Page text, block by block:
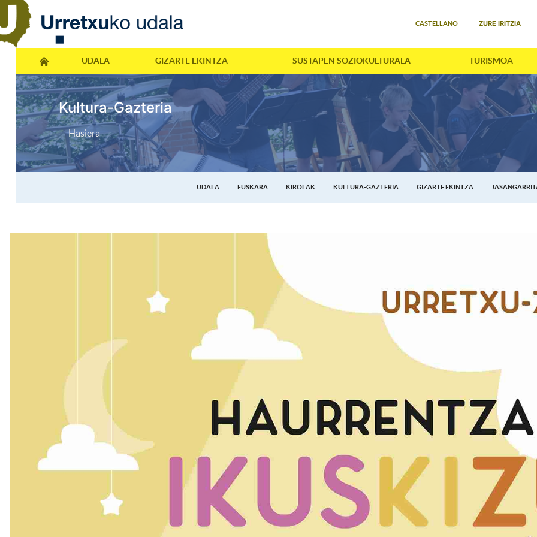
CASTELLANO ZURE IRITZIA
UDALA GIZARTE EKINTZA SUSTAPEN SOZIOKULTURALA TURISMOA
Kultura-Gazteria
Hasiera
UDALA EUSKARA KIROLAK KULTURA-GAZTERIA GIZARTE EKINTZA